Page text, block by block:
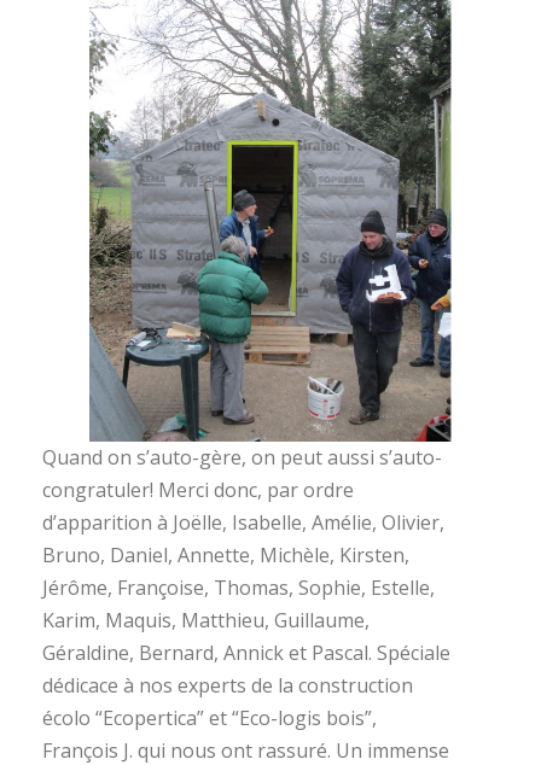
Quand on s’auto-gère, on peut aussi s’auto-
congratuler! Merci donc, par ordre
d’apparition à Joëlle, Isabelle, Amélie, Olivier,
Bruno, Daniel, Annette, Michèle, Kirsten,
Jérôme, Françoise, Thomas, Sophie, Estelle,
Karim, Maquis, Matthieu, Guillaume,
Géraldine, Bernard, Annick et Pascal. Spéciale
dédicace à nos experts de la construction
écolo “Ecopertica” et “Eco-logis bois”,
François J. qui nous ont rassuré. Un immense